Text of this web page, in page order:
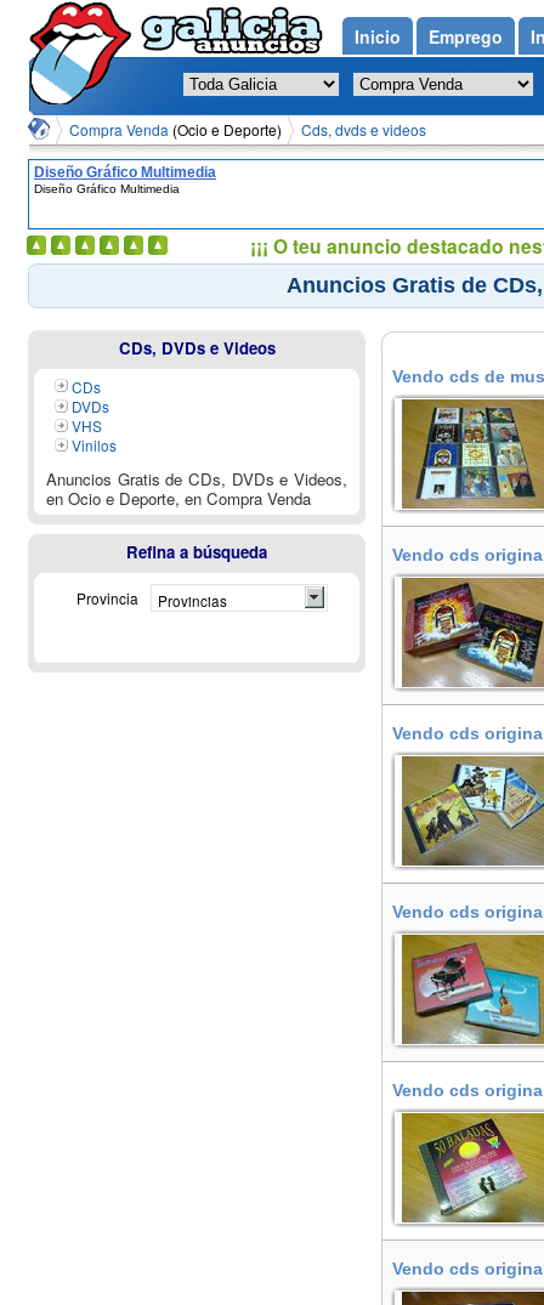
Compra Venda (Ocio e Deporte) Cds, dvds e videos
Diseño Gráfico Multimedia
Diseño Gráfico Multimedia
Anuncios Gratis de
Vendo cds de
Vendo cds
Vendo cds
Vendo cds
Vendo cds
Vendo cds
CDs, DVDs e Videos
CDs
DVDs
VHS
Vinilos
Anuncios Gratis de CDs, DVDs e Videos,
en Ocio e Deporte, en Compra Venda
Refina a búsqueda
Provincia Provincias
Inicio Emprego
¡¡¡ O teu anuncio destacado